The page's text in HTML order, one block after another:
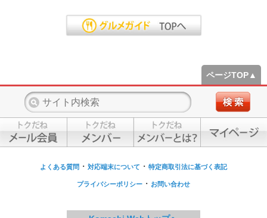
ページTOP▲
よくある質問 ・ 対応端末について ・ 特定商取引法に基づく表記
プライバシーポリシー ・ お問い合わせ